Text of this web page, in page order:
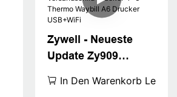
Zywell - Neueste
Update Zy909
Barcode
In Den Warenkorb Legen